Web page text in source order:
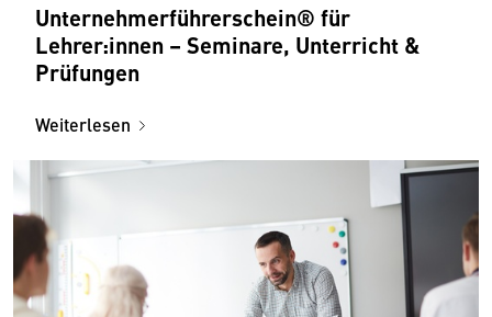
Unternehmerführer­schein® für
Lehrer:innen – Seminare, Unterricht &
Prüfungen
Weiterlesen